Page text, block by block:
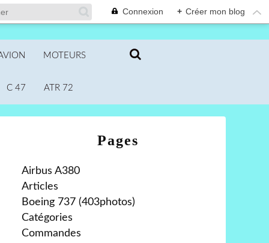
Connexion + Créer mon blog
MOTEURS
C 47 ATR 72
Pages
Airbus A380
Articles
Boeing 737 (403photos)
Catégories
Commandes